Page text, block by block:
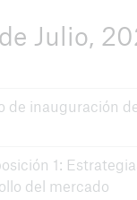
Julio,
inauguración
1:
del mercado